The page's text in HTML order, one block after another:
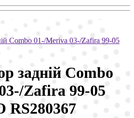
Combo 01-/Meriva 03-/Zafira 99-05
задній Combo
Zafira 99-05
RS280367